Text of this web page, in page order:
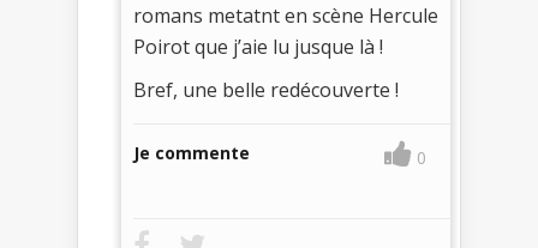
romans metatnt en scène Hercule
Poirot que j’aie lu jusque là !
Bref, une belle redécouverte !
Je commente 0